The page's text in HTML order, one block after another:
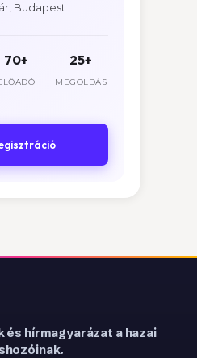
Budapest
70+ 25+
MEGOLDÁS
hírmagyarázat a hazai